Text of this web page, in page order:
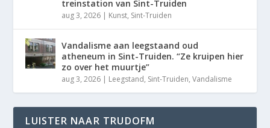
treinstation van Sint-Truiden
aug 3, 2026 | Kunst, Sint-Truiden
Vandalisme aan leegstaand oud
atheneum in Sint-Truiden. “Ze kruipen hier
zo over het muurtje”
aug 3, 2026 | Leegstand, Sint-Truiden,Vandalisme
LUISTER NAAR TRUDOFM